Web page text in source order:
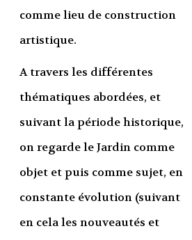
comme lieu de construction
artistique.
A travers les différentes
thématiques abordées, et
suivant la période historique,
on regarde le Jardin comme
objet et puis comme sujet, en
constante évolution (suivant
en cela les nouveautés et